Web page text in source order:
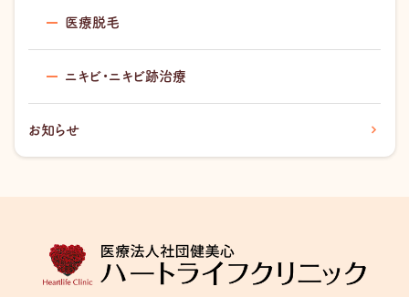
医療脱毛
ニキビ・ニキビ跡治療
お知らせ